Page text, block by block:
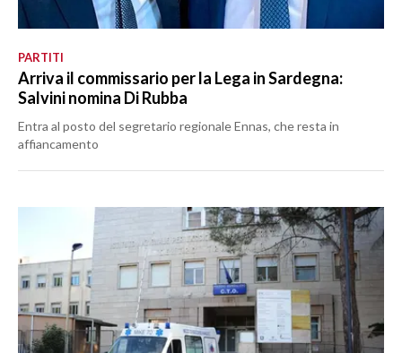
PARTITI
Arriva il commissario per la Lega in Sardegna:
Salvini nomina Di Rubba
Entra al posto del segretario regionale Ennas, che resta in
affiancamento